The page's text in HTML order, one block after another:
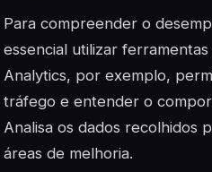
Para compreender o
essencial utilizar
Analytics, por exemplo,
tráfego e entender o
Analisa os dados recolhidos
áreas de melhoria.